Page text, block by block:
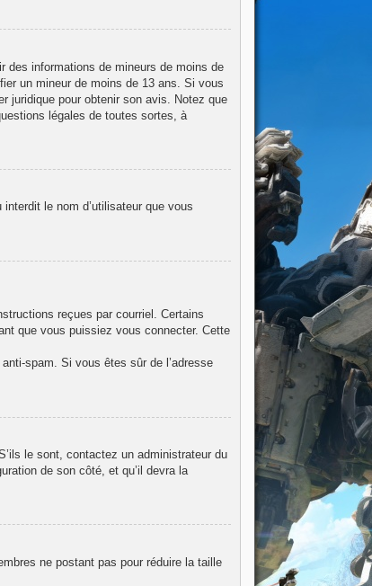
informations de mineurs de moins de
un mineur de moins de 13 ans. Si vous
juridique pour obtenir son avis. Notez que
légales de toutes sortes, à
le nom d’utilisateur que vous
reçues par courriel. Certains
que vous puissiez vous connecter. Cette
spam. Si vous êtes sûr de l’adresse
le sont, contactez un administrateur du
de son côté, et qu’il devra la
ne postant pas pour réduire la taille